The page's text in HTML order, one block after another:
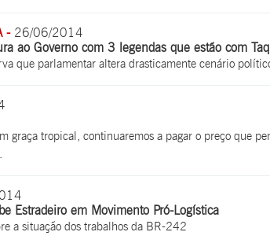
- 26/06/2014
ao Governo com 3 legendas que estão com
que parlamentar altera drasticamente cenário
graça tropical, continuaremos a pagar o preço que
Estradeiro em Movimento Pró-Logística
a situação dos trabalhos da BR-242